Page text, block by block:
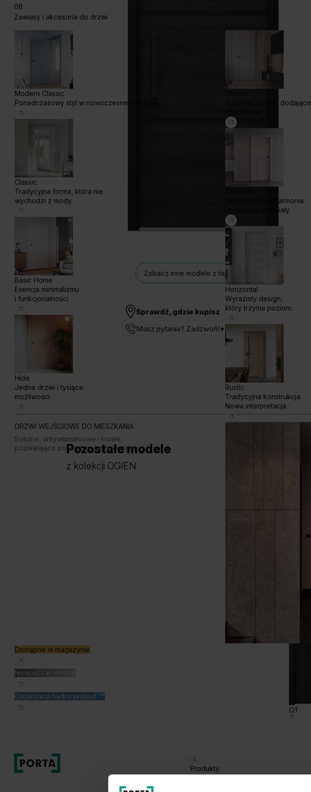
08
Zawiasy i akcesoria do drzwi
Modern Classic
Ponadczasowy styl w nowoczesnej odsłonie
Classic
Tradycyjna forma, która nie
wychodzi z mody.
Basic Home
Esencja minimalizmu
i funkcjonalności
Hide
Jedne drzwi i tysiące
możliwości
Subtelne detale, dodające
Geometryczna harmonia
i rytmiczne podziały
Horizontal
Wyrazisty design,
który trzyma poziom.
Rustic
Tradycyjna konstrukcja.
Nowa interpretacja.
DRZWI WEJŚCIOWE DO MIESZKANIA
Solidne, antywłamaniowe i trwałe,
pozwalające poczuć się bezpiecznie.
Dostępne w magazynie
NowośCi w ofercie
Ościeżnica hydro protectTM
Produkty
Zobacz inne modele z tej kolekcji
Sprawdź, gdzie kupisz
Masz pytania? Zadzwoń!+48 585 858 056
Pozostałe modele
z kolekcji OGIEŃ
O.1